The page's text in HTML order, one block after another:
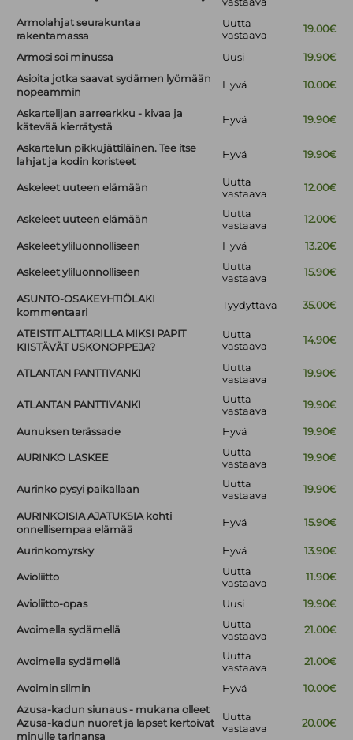
Armolahjat seurakuntaa
rakentamassa
Uutta
vastaava
19.00€
Armosi soi minussa Uusi
19.90€
Asioita jotka saavat sydämen lyömään
nopeammin
Hyvä 10.00€
Askartelijan aarrearkku - kivaa ja
kätevää kierrätystä
Hyvä 19.90€
Askartelun pikkujättiläinen. Tee itse
lahjat ja kodin koristeet
Hyvä 19.90€
Askeleet uuteen elämään
Uutta
vastaava
12.00€
Askeleet uuteen elämään
Uutta
vastaava
12.00€
Askeleet yliluonnolliseen Hyvä 13.20€
Askeleet yliluonnolliseen
Uutta
vastaava
15.90€
ASUNTO-OSAKEYHTIÖLAKI
kommentaari
Tyydyttävä 35.00€
ATEISTIT ALTTARILLA MIKSI PAPIT
KIISTÄVÄT USKONOPPEJA?
Uutta
vastaava
14.90€
ATLANTAN PANTTIVANKI
Uutta
vastaava
19.90€
ATLANTAN PANTTIVANKI
Uutta
vastaava
19.90€
Aunuksen terässade Hyvä 19.90€
AURINKO LASKEE
Uutta
vastaava
19.90€
Aurinko pysyi paikallaan
Uutta
vastaava
19.90€
AURINKOISIA AJATUKSIA kohti
onnellisempaa elämää
Hyvä 15.90€
Aurinkomyrsky Hyvä 13.90€
Avioliitto
Uutta
vastaava
11.90€
Avioliitto-opas Uusi 19.90€
Avoimella sydämellä
Uutta
vastaava
21.00€
Avoimella sydämellä
Uutta
vastaava
21.00€
Avoimin silmin Hyvä
10.00€
Azusa-kadun siunaus - mukana olleet
Azusa-kadun nuoret ja lapset kertoivat
minulle tarinansa
Uutta
vastaava
20.00€